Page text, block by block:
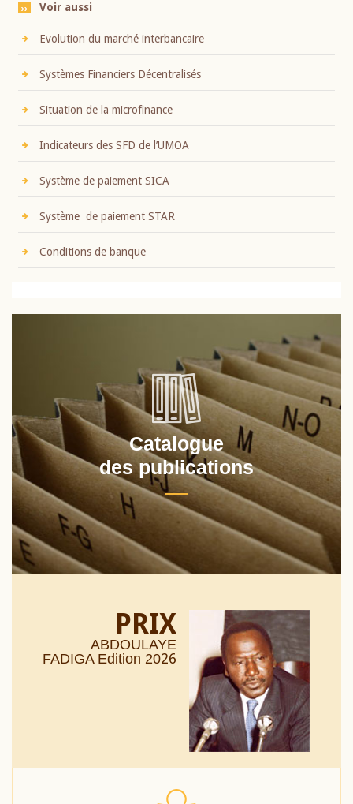
Voir aussi
Evolution du marché interbancaire
Systèmes Financiers Décentralisés
Situation de la microfinance
Indicateurs des SFD de l’UMOA
Système de paiement SICA
Système de paiement STAR
Conditions de banque
Catalogue
des publications
PRIX
ABDOULAYE
FADIGA Edition 2026